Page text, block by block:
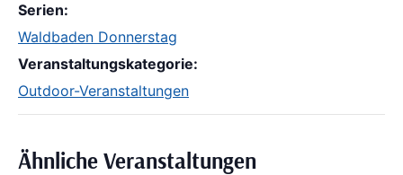
Serien:
Waldbaden Donnerstag
Veranstaltungskategorie:
Outdoor-Veranstaltungen
Ähnliche Veranstaltungen